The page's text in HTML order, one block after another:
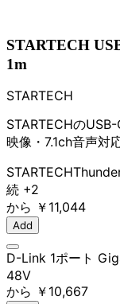
STARTECH
1m
STARTECH
STARTECHの
映像・7.1ch音声対
STARTECH
続 +2
から ￥11,044
Add
D-Link 1ポート
48V
から ￥10,667